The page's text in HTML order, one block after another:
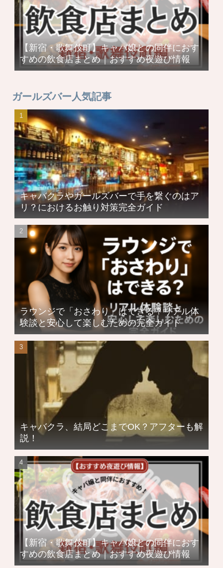
【新宿・歌舞伎町】キャバ嬢との同伴におす
すめの飲食店まとめ｜おすすめ夜遊び情報
ガールズバー人気記事
キャバクラやガールズバーで手を繋ぐのはア
リ？におけるお触り対策完全ガイド
ラウンジで「おさわり」はできる？リアル体
験談と安心して楽しむための完全ガイド
キャバクラ、結局どこまでOK？アフターも解
説！
【新宿・歌舞伎町】キャバ嬢との同伴におす
すめの飲食店まとめ｜おすすめ夜遊び情報